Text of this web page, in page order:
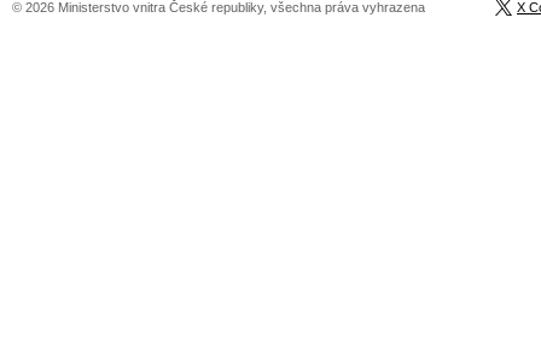
© 2026 Ministerstvo vnitra České republiky, všechna práva vyhrazena X